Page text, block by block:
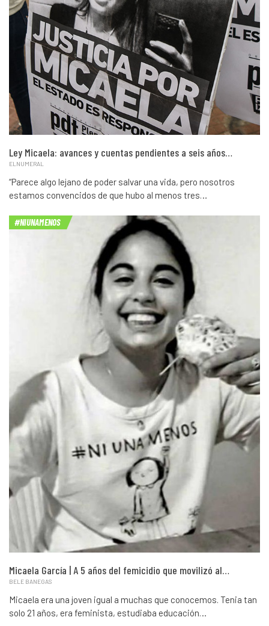
Ley Micaela: avances y cuentas pendientes a seis años…
ELNUMERAL
“Parece algo lejano de poder salvar una vida, pero nosotros
estamos convencidos de que hubo al menos tres…
#NIUNAMENOS
Micaela García | A 5 años del femicidio que movilizó al…
BELE BANEGAS
Micaela era una joven igual a muchas que conocemos. Tenia tan
solo 21 años, era feminista, estudiaba educación…